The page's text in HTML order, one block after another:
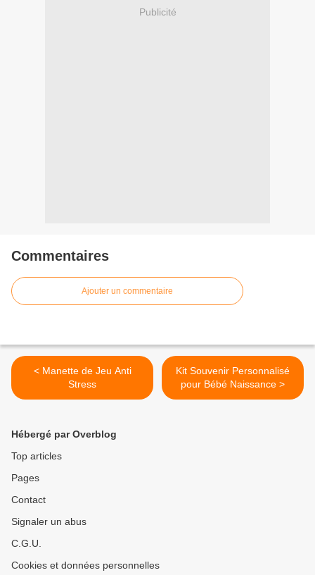
Publicité
Commentaires
Ajouter un commentaire
< Manette de Jeu Anti
Stress
Kit Souvenir Personnalisé
pour Bébé Naissance >
Hébergé par Overblog
Top articles
Pages
Contact
Signaler un abus
C.G.U.
Cookies et données personnelles